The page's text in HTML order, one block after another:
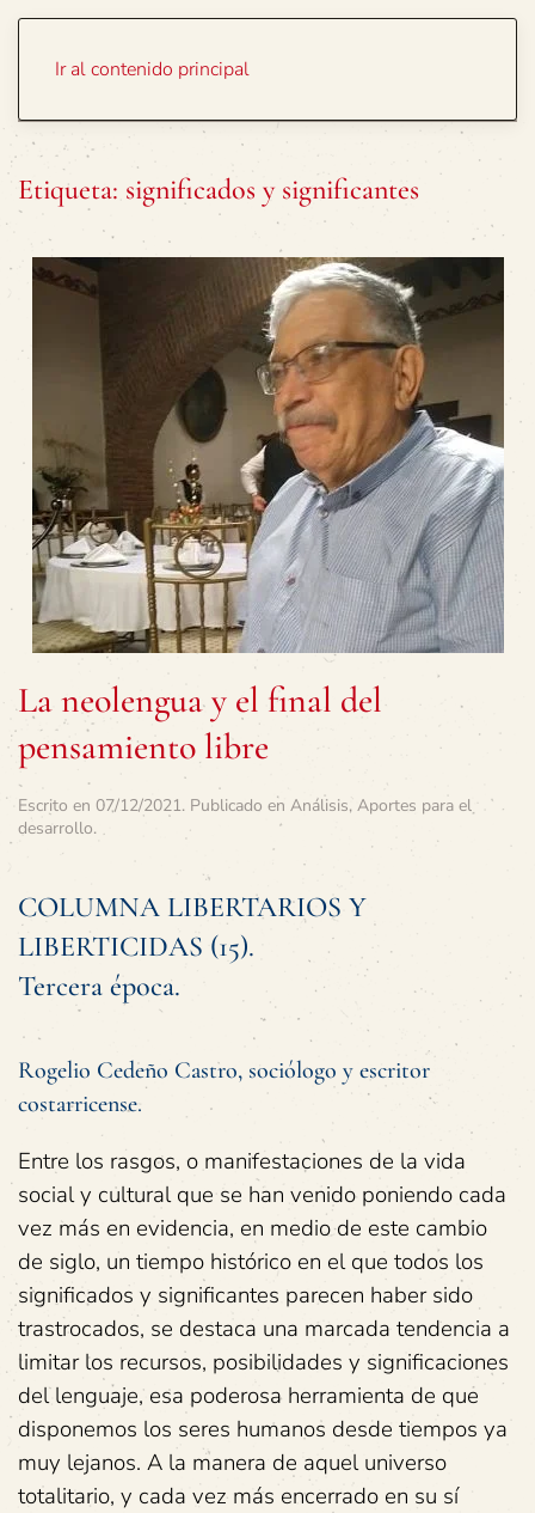
Ir al contenido principal
Etiqueta: significados y significantes
La neolengua y el final del
pensamiento libre
Escrito en 07/12/2021. Publicado en Análisis, Aportes para el
desarrollo.
COLUMNA LIBERTARIOS Y
LIBERTICIDAS (15).
Tercera época.
Rogelio Cedeño Castro, sociólogo y escritor
costarricense.
Entre los rasgos, o manifestaciones de la vida
social y cultural que se han venido poniendo cada
vez más en evidencia, en medio de este cambio
de siglo, un tiempo histórico en el que todos los
significados y significantes parecen haber sido
trastrocados, se destaca una marcada tendencia a
limitar los recursos, posibilidades y significaciones
del lenguaje, esa poderosa herramienta de que
disponemos los seres humanos desde tiempos ya
muy lejanos. A la manera de aquel universo
totalitario, y cada vez más encerrado en su sí